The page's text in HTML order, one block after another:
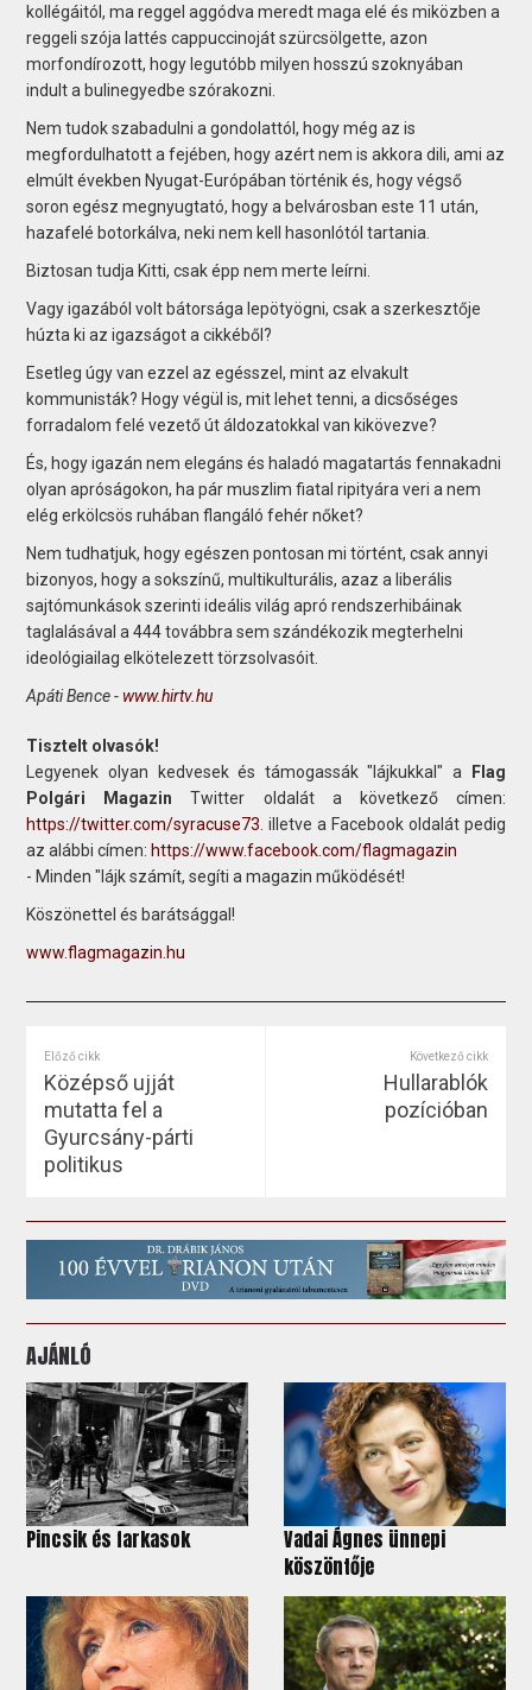
kollégáitól, ma reggel aggódva meredt maga elé és miközben a
reggeli szója lattés cappuccinoját szürcsölgette, azon
morfondírozott, hogy legutóbb milyen hosszú szoknyában
indult a bulinegyedbe szórakozni.
Nem tudok szabadulni a gondolattól, hogy még az is
megfordulhatott a fejében, hogy azért nem is akkora dili, ami az
elmúlt években Nyugat-Európában történik és, hogy végső
soron egész megnyugtató, hogy a belvárosban este 11 után,
hazafelé botorkálva, neki nem kell hasonlótól tartania.
Biztosan tudja Kitti, csak épp nem merte leírni.
Vagy igazából volt bátorsága lepötyögni, csak a szerkesztője
húzta ki az igazságot a cikkéből?
Esetleg úgy van ezzel az egésszel, mint az elvakult
kommunisták? Hogy végül is, mit lehet tenni, a dicsőséges
forradalom felé vezető út áldozatokkal van kikövezve?
És, hogy igazán nem elegáns és haladó magatartás fennakadni
olyan apróságokon, ha pár muszlim fiatal ripityára veri a nem
elég erkölcsös ruhában flangáló fehér nőket?
Nem tudhatjuk, hogy egészen pontosan mi történt, csak annyi
bizonyos, hogy a sokszínű, multikulturális, azaz a liberális
sajtómunkások szerinti ideális világ apró rendszerhibáinak
taglalásával a 444 továbbra sem szándékozik megterhelni
ideológiailag elkötelezett törzsolvasóit.
Apáti Bence - www.hirtv.hu
Tisztelt olvasók!
Legyenek olyan kedvesek és támogassák "lájkukkal" a
Flag
Polgári Magazin Twitter oldalát a következő címen:
https://twitter.com/syracuse73 . illetve a Facebook oldalát pedig
az alábbi címen: https://www.facebook.com/flagmagazin
- Minden "lájk számít, segíti a magazin működését!
Köszönettel és barátsággal!
www.flagmagazin.hu
Előző cikk
Középső ujját
mutatta fel a
Gyurcsány-párti
politikus
Következő cikk
Hullarablók
pozícióban
AJÁNLÓ
Pincsik és farkasok
Vadai Ágnes ünnepi
köszöntője